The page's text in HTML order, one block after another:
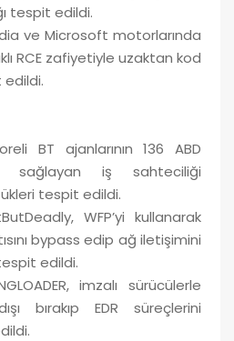
tespit edildi.
ve Microsoft motorlarında
RCE zafiyetiyle uzaktan kod
BT ajanlarının 136 ABD
sağlayan iş sahteciliği
tespit edildi.
WFP’yi kullanarak
bypass edip ağ iletişimini
edildi.
imzalı sürücülerle
bırakıp EDR süreçlerini